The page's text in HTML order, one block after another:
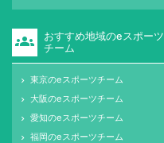
groups
おすすめ地域のeスポーツ
チーム
keyboard_arrow_right 東京のeスポーツチーム
keyboard_arrow_right 大阪のeスポーツチーム
keyboard_arrow_right 愛知のeスポーツチーム
keyboard_arrow_right 福岡のeスポーツチーム